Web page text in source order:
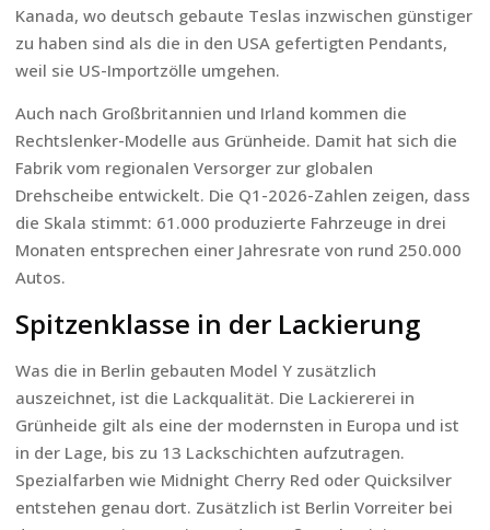
Kanada, wo deutsch gebaute Teslas inzwischen günstiger
zu haben sind als die in den USA gefertigten Pendants,
weil sie US-Importzölle umgehen.
Auch nach Großbritannien und Irland kommen die
Rechtslenker-Modelle aus Grünheide. Damit hat sich die
Fabrik vom regionalen Versorger zur globalen
Drehscheibe entwickelt. Die Q1-2026-Zahlen zeigen, dass
die Skala stimmt: 61.000 produzierte Fahrzeuge in drei
Monaten entsprechen einer Jahresrate von rund 250.000
Autos.
Spitzenklasse in der Lackierung
Was die in Berlin gebauten Model Y zusätzlich
auszeichnet, ist die Lackqualität. Die Lackiererei in
Grünheide gilt als eine der modernsten in Europa und ist
in der Lage, bis zu 13 Lackschichten aufzutragen.
Spezialfarben wie Midnight Cherry Red oder Quicksilver
entstehen genau dort. Zusätzlich ist Berlin Vorreiter bei